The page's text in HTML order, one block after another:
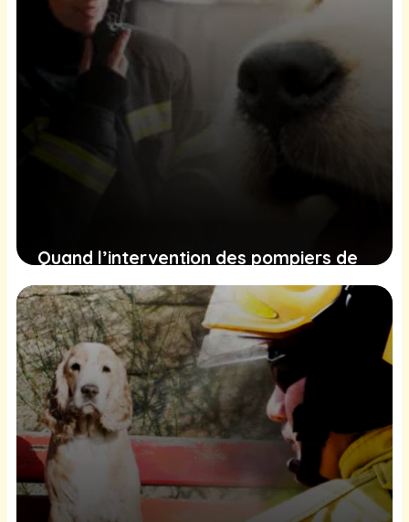
Quand l’intervention des pompiers de
Virginie pour un chiot captive un public
ému
24 janvier 2025